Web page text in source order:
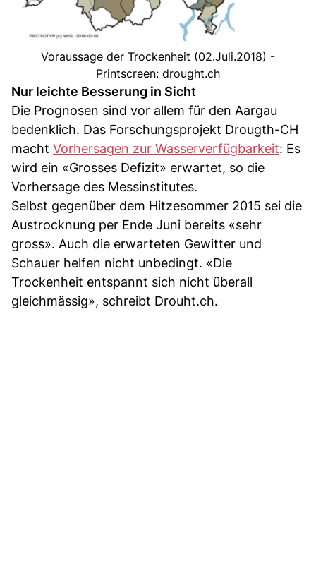
Voraussage der Trockenheit (02.Juli.2018) -
Printscreen: drought.ch
Nur leichte Besserung in Sicht
Die Prognosen sind vor allem für den Aargau
bedenklich. Das Forschungsprojekt Drougth-CH
macht Vorhersagen zur Wasserverfügbarkeit: Es
wird ein «Grosses Defizit» erwartet, so die
Vorhersage des Messinstitutes.
Selbst gegenüber dem Hitzesommer 2015 sei die
Austrocknung per Ende Juni bereits «sehr
gross». Auch die erwarteten Gewitter und
Schauer helfen nicht unbedingt. «Die
Trockenheit entspannt sich nicht überall
gleichmässig», schreibt Drouht.ch.